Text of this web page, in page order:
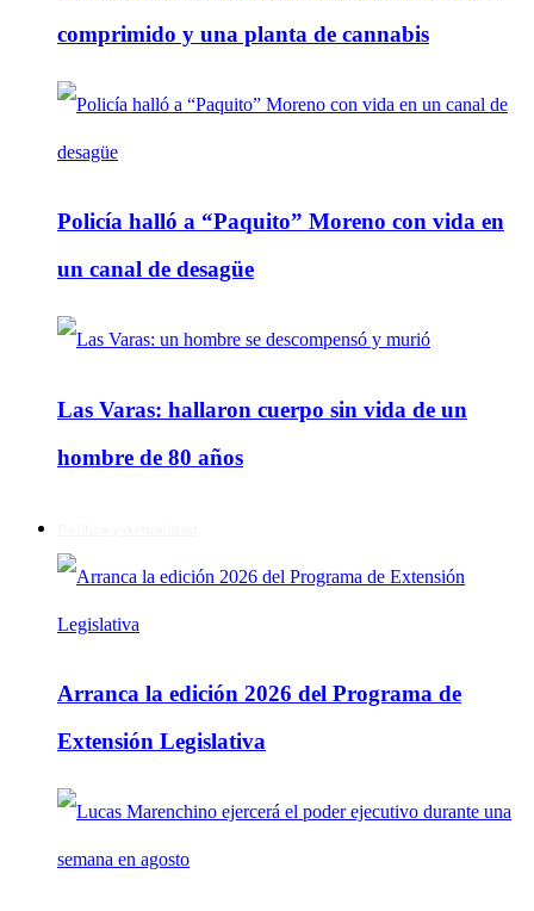
comprimido y una planta de cannabis
Policía halló a “Paquito” Moreno con vida en
un canal de desagüe
Las Varas: hallaron cuerpo sin vida de un
hombre de 80 años
Arranca la edición 2026 del Programa de
Extensión Legislativa